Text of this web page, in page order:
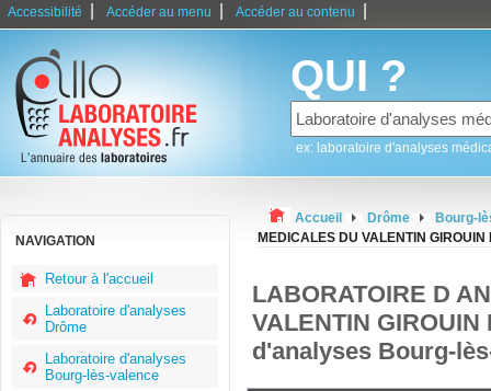
Accessibilité Accéder au menu Accéder au contenu
QUI ?
ex: laboratoire d'analyses
NAVIGATION
Retour à l'accueil
Laboratoire d'analyses
Drôme
Laboratoire d'analyses
Bourg-lès-valence
Accueil Drôme
Bourg-
MEDICALES DU VALENTIN GIROUIN
LABORATOIRE D
VALENTIN
d'analyses Bourg-